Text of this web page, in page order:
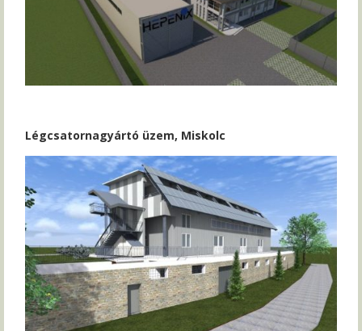
Légcsatornagyártó üzem, Miskolc